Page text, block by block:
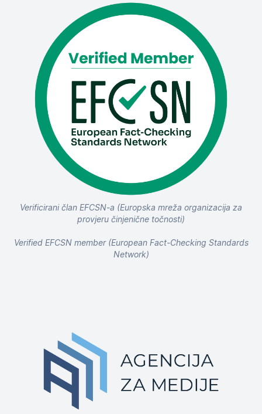
Verificirani član EFCSN-a (Europska mreža organizacija za
provjeru činjenične točnosti)
Verified EFCSN member (European Fact-Checking Standards
Network)